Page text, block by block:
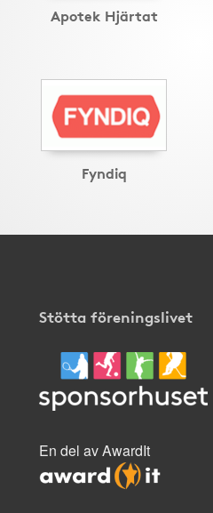
Apotek Hjärtat
Fyndiq
Stötta föreningslivet
En del av AwardIt